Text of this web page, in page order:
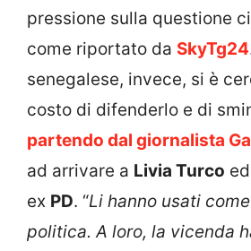
pressione sulla questione
come riportato da SkyTg24
senegalese, invece, si è
costo di difenderlo e di
partendo dal giornalista
ad arrivare a Livia Turco ed
ex PD. “Li hanno usati
politica. A loro, la vicenda